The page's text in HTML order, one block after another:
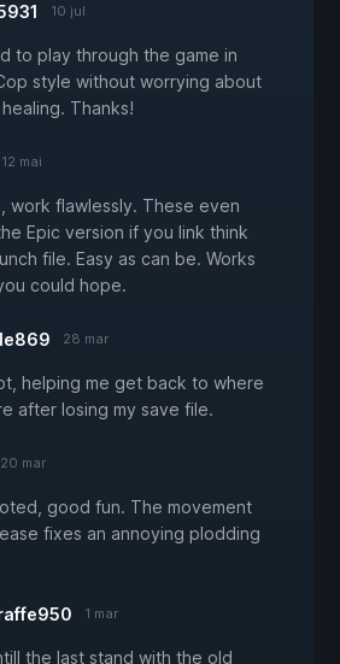
10 jul
to play through the game in
style without worrying about
Thanks!
12 mai
work flawlessly. These even
Epic version if you link think
file. Easy as can be. Works
could hope.
28 mar
helping me get back to where
after losing my save file.
20 mar
good fun. The movement
fixes an annoying plodding
1 mar
the last stand with the old